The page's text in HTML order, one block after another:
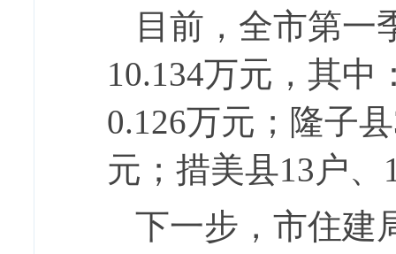
目前，全市第一
10.134万元，其中
0.126万元；隆子
元；措美县13户、
下一步，市住建